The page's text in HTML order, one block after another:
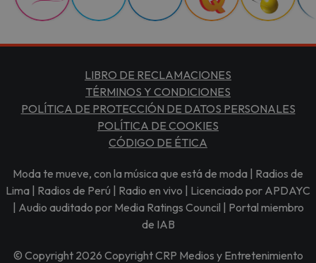
LIBRO DE RECLAMACIONES
TÉRMINOS Y CONDICIONES
POLÍTICA DE PROTECCIÓN DE DATOS PERSONALES
POLÍTICA DE COOKIES
CÓDIGO DE ÉTICA
Moda te mueve, con la música que está de moda | Radios de
Lima | Radios de Perú | Radio en vivo | Licenciado por APDAYC
| Audio auditado por Media Ratings Council | Portal miembro
de IAB
© Copyright 2026 Copyright CRP Medios y Entretenimiento